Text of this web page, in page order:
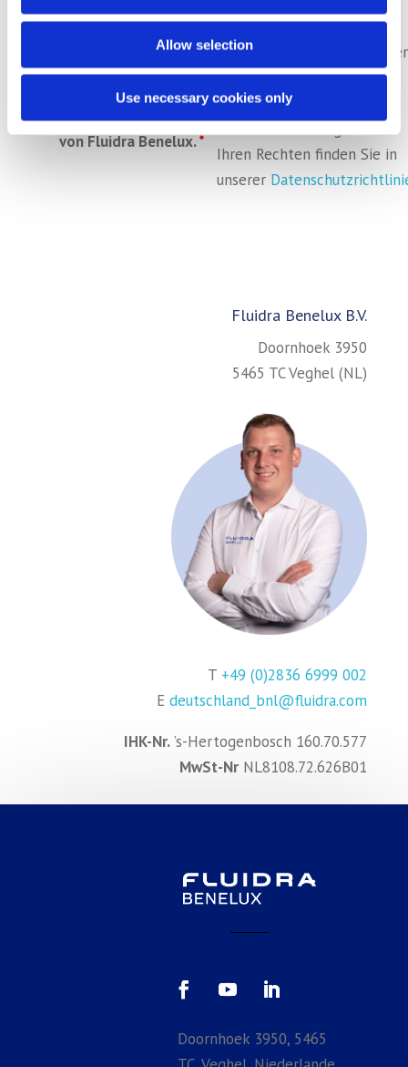
Allow selection
Use necessary cookies only
Akzeptieren Sie die
allgemeinen
Geschäftsbedingungen
von Fluidra Benelux.*
Fluidra Benelux verarbeitet
Ihre Daten, um Ihre
zu bearbeiten. Weitere
Informationen zur
Ihren Rechten finden Sie in
unserer
Fluidra Benelux B.V.
Doornhoek 3950
5465 TC Veghel (NL)
T +49 (0)2836 6999 002
Edeutschland_bnl@fluidra.com
IHK-Nr.’s-Hertogenbosch 160.70.577
MwSt-Nr NL8108.72.626B01
Doornhoek 3950, 5465